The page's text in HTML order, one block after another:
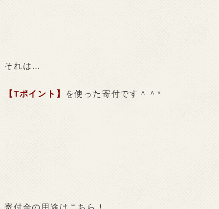
それは…
【Tポイント】 を使った寄付です＾＾*
寄付金の用途はこちら！